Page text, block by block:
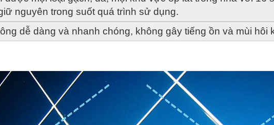
nguyên trong suốt quá trình sử dụng.
dễ dàng và nhanh chóng, không gây tiếng ồn và mùi hôi